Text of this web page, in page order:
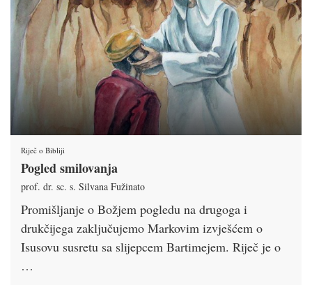
Riječ o Bibliji
Pogled smilovanja
prof. dr. sc. s. Silvana Fužinato
Promišljanje o Božjem pogledu na drugoga i
drukčijega zaključujemo Markovim izvješćem o
Isusovu susretu sa slijepcem Bartimejem. Riječ je o
…